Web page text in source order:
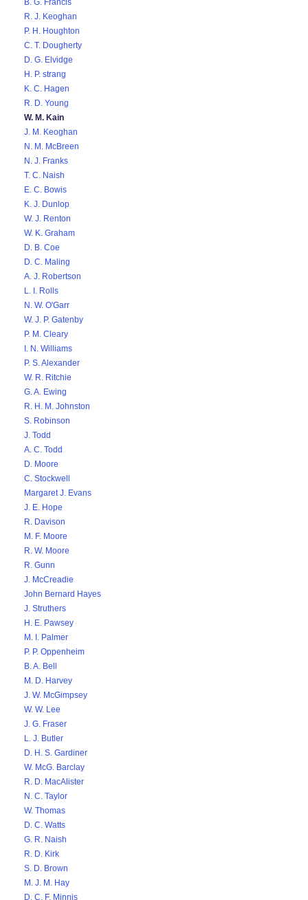
B. G. Francis
R. J. Keoghan
P. H. Houghton
C. T. Dougherty
D. G. Elvidge
H. P. strang
K. C. Hagen
R. D. Young
W. M. Kain
J. M. Keoghan
N. M. McBreen
N. J. Franks
T. C. Naish
E. C. Bowis
K. J. Dunlop
W. J. Renton
W. K. Graham
D. B. Coe
D. C. Maling
A. J. Robertson
L. I. Rolls
N. W. O'Garr
W. J. P. Gatenby
P. M. Cleary
I. N. Williams
P. S. Alexander
W. R. Ritchie
G. A. Ewing
R. H. M. Johnston
S. Robinson
J. Todd
A. C. Todd
D. Moore
C. Stockwell
Margaret J. Evans
J. E. Hope
R. Davison
M. F. Moore
R. W. Moore
R. Gunn
J. McCreadie
John Bernard Hayes
J. Struthers
H. E. Pawsey
M. I. Palmer
P. P. Oppenheim
B. A. Bell
M. D. Harvey
J. W. McGimpsey
W. W. Lee
J. G. Fraser
L. J. Butler
D. H. S. Gardiner
W. McG. Barclay
R. D. MacAlister
N. C. Taylor
W. Thomas
D. C. Watts
G. R. Naish
R. D. Kirk
S. D. Brown
M. J. M. Hay
D. C. F. Minnis